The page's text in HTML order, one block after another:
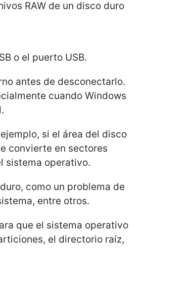
RAW de un disco duro
o el puerto USB.
antes de desconectarlo.
cuando Windows
si el área del disco
convierte en sectores
sistema operativo.
como un problema de
entre otros.
que el sistema operativo
el directorio raíz,